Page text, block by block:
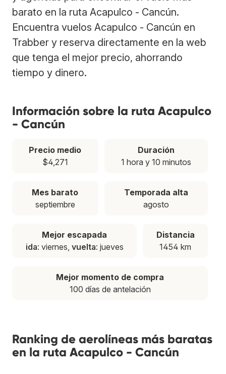
barato en la ruta Acapulco - Cancún.
Encuentra vuelos Acapulco - Cancún en
Trabber y reserva directamente en la web
que tenga el mejor precio, ahorrando
tiempo y dinero.
Información sobre la ruta Acapulco
- Cancún
Precio medio
$4,271
Duración
1 hora y 10 minutos
Mes barato
septiembre
Temporada alta
agosto
Mejor escapada
ida: viernes, vuelta: jueves
Distancia
1454 km
Mejor momento de compra
100 días de antelación
Ranking de aerolíneas más baratas
en la ruta Acapulco - Cancún